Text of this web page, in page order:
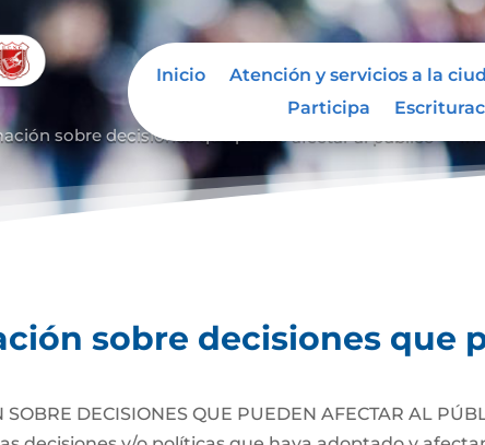
Inicio Atención y servicios a la
Participa
sobre decisiones que puede afectar al público
sobre decisiones que
SOBRE DECISIONES QUE PUEDEN AFECTAR AL